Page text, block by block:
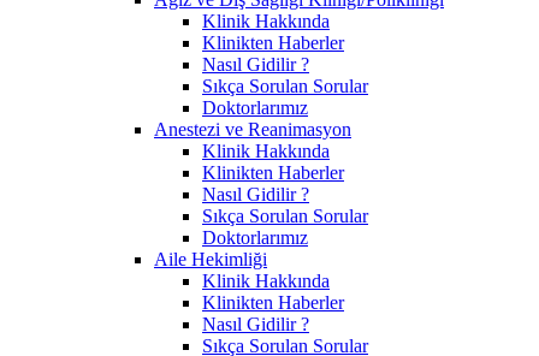
Klinik Hakkında
Klinikten Haberler
Nasıl Gidilir ?
Sıkça Sorulan Sorular
Doktorlarımız
Anestezi ve Reanimasyon
Klinik Hakkında
Klinikten Haberler
Nasıl Gidilir ?
Sıkça Sorulan Sorular
Doktorlarımız
Aile Hekimliği
Klinik Hakkında
Klinikten Haberler
Nasıl Gidilir ?
Sıkça Sorulan Sorular